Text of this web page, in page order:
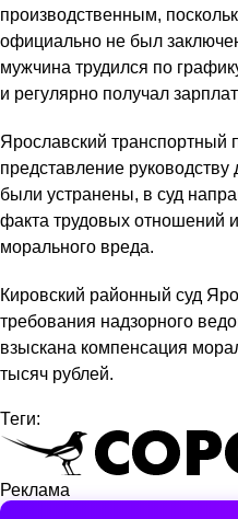
производственным,
официально не был
мужчина трудился по
и регулярно получал
Ярославский транспортный
представление
были устранены, в суд
факта трудовых отношений
морального вреда.
Кировский районный суд
требования надзорного
взыскана компенсация
тысяч рублей.
Теги:
Реклама